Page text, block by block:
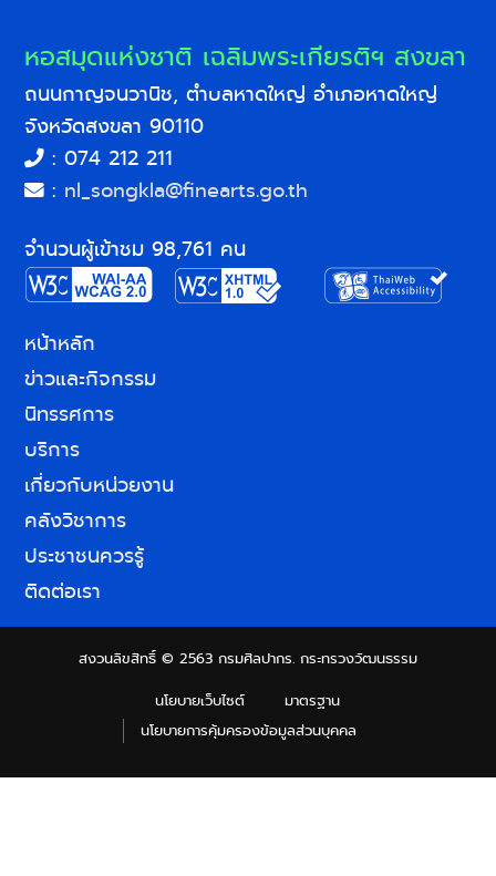
หอสมุดแห่งชาติ เฉลิมพระเกียรติฯ สงขลา
ถนนกาญจนวานิช, ตำบลหาดใหญ่ อำเภอหาดใหญ่
จังหวัดสงขลา 90110
: 074 212 211
: nl_songkla@finearts.go.th
จำนวนผู้เข้าชม 98,761 คน
หน้าหลัก
ข่าวและกิจกรรม
นิทรรศการ
บริการ
เกี่ยวกับหน่วยงาน
คลังวิชาการ
ประชาชนควรรู้
ติดต่อเรา
สงวนลิขสิทธิ์ © 2563 กรมศิลปากร. กระทรวงวัฒนธรรม
นโยบายเว็บไซต์
มาตรฐาน
นโยบายการคุ้มครองข้อมูลส่วนบุคคล